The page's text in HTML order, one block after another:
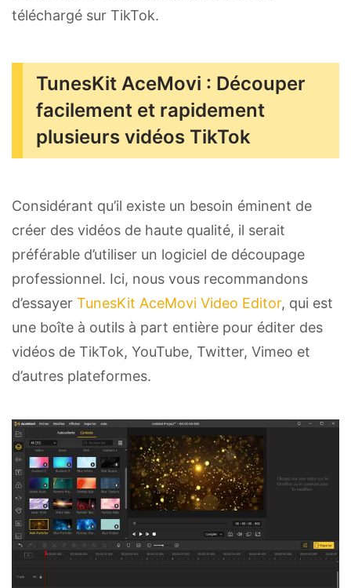
téléchargé sur TikTok.
TunesKit AceMovi : Découper
facilement et rapidement
plusieurs vidéos TikTok
Considérant qu’il existe un besoin éminent de
créer des vidéos de haute qualité, il serait
préférable d’utiliser un logiciel de découpage
professionnel. Ici, nous vous recommandons
d’essayer TunesKit AceMovi Video Editor, qui est
une boîte à outils à part entière pour éditer des
vidéos de TikTok, YouTube, Twitter, Vimeo et
d’autres plateformes.